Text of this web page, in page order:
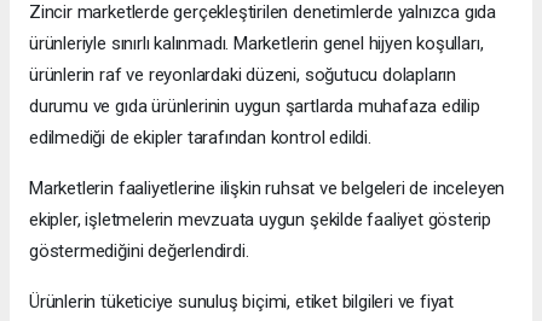
Zincir marketlerde gerçekleştirilen denetimlerde yalnızca gıda
ürünleriyle sınırlı kalınmadı. Marketlerin genel hijyen koşulları,
ürünlerin raf ve reyonlardaki düzeni, soğutucu dolapların
durumu ve gıda ürünlerinin uygun şartlarda muhafaza edilip
edilmediği de ekipler tarafından kontrol edildi.
Marketlerin faaliyetlerine ilişkin ruhsat ve belgeleri de inceleyen
ekipler, işletmelerin mevzuata uygun şekilde faaliyet gösterip
göstermediğini değerlendirdi.
Ürünlerin tüketiciye sunuluş biçimi, etiket bilgileri ve fiyat